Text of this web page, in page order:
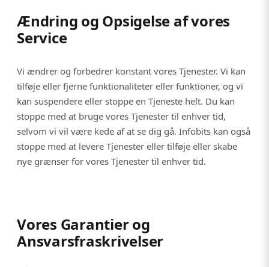
Ændring og Opsigelse af vores
Service
Vi ændrer og forbedrer konstant vores Tjenester. Vi kan
tilføje eller fjerne funktionaliteter eller funktioner, og vi
kan suspendere eller stoppe en Tjeneste helt. Du kan
stoppe med at bruge vores Tjenester til enhver tid,
selvom vi vil være kede af at se dig gå. Infobits kan også
stoppe med at levere Tjenester eller tilføje eller skabe
nye grænser for vores Tjenester til enhver tid.
Vores Garantier og
Ansvarsfraskrivelser